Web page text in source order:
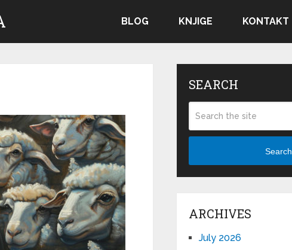
BLOG KNJIGE KONTAKT
SEARCH
Search
ARCHIVES
July 2026